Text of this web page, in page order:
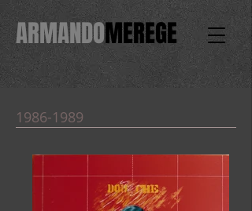
ARMANDOMEREGE
1986-1989